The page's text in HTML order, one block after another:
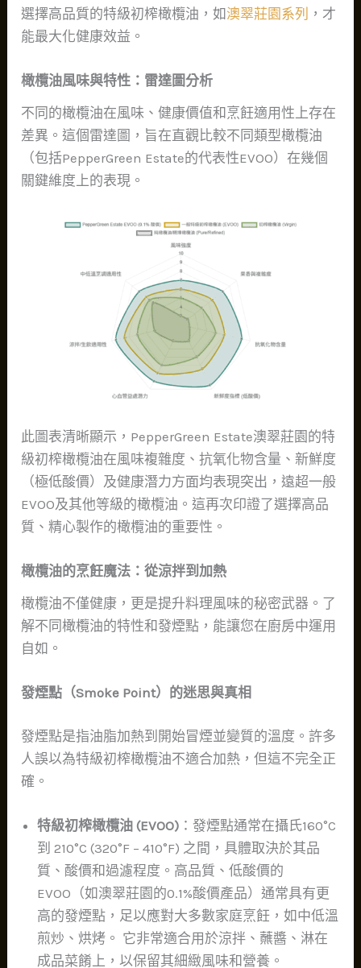
選擇高品質的特級初榨橄欖油，如澳翠莊園系列 ，才
能最大化健康效益。
橄欖油風味與特性：雷達圖分析
不同的橄欖油在風味、健康價值和烹飪適用性上存在
差異。這個雷達圖，旨在直觀比較不同類型橄欖油
（包括PepperGreen Estate的代表性EVOO）在幾個
關鍵維度上的表現。
此圖表清晰顯示，PepperGreen Estate澳翠莊園的特
級初榨橄欖油在風味複雜度、抗氧化物含量、新鮮度
（極低酸價）及健康潛力方面均表現突出，遠超一般
EVOO及其他等級的橄欖油。這再次印證了選擇高品
質、精心製作的橄欖油的重要性。
橄欖油的烹飪魔法：從涼拌到加熱
橄欖油不僅健康，更是提升料理風味的秘密武器。了
解不同橄欖油的特性和發煙點，能讓您在廚房中運用
自如。
發煙點（Smoke Point）的迷思與真相
發煙點是指油脂加熱到開始冒煙並變質的溫度。許多
人誤以為特級初榨橄欖油不適合加熱，但這不完全正
確。
特級初榨橄欖油 (EVOO) ：發煙點通常在攝氏160°C
到 210°C (320°F – 410°F) 之間，具體取決於其品
質、酸價和過濾程度。高品質、低酸價的
EVOO（如澳翠莊園的0.1%酸價產品）通常具有更
高的發煙點，足以應對大多數家庭烹飪，如中低溫
煎炒、烘烤。 它非常適合用於涼拌、蘸醬、淋在
成品菜餚上，以保留其細緻風味和營養。